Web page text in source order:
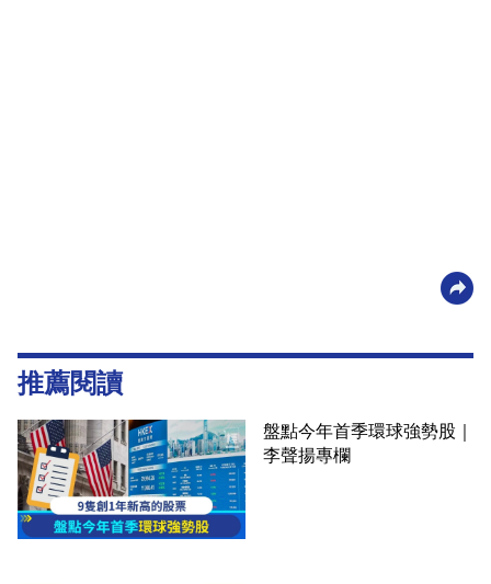
推薦閱讀
盤點今年首季環球強勢股｜
李聲揚專欄